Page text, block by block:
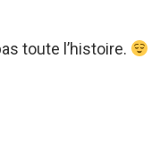
toute l’histoire.